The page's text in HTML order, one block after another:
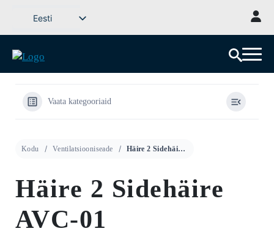
Eesti
Svenska
English (UK)
Dansk
Lietuvių kalba
Vaata kategooriaid
Kodu Ventilatsiooniseade Häire 2 Sidehäire AVC-01
Häire 2 Sidehäire
AVC-01